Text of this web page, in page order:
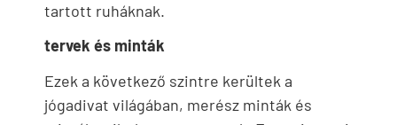
tartott ruháknak.
tervek és minták
Ezek a következő szintre kerültek a
jógadivat világában, merész minták és